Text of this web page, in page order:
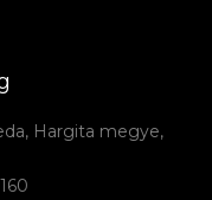
Hargita megye,